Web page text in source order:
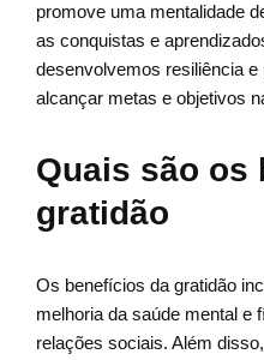
promove uma mentalidade
as conquistas e
desenvolvemos resiliência
alcançar metas e objetivos
Quais são os
gratidão
Os benefícios da gratidão
melhoria da saúde mental e
relações sociais. Além